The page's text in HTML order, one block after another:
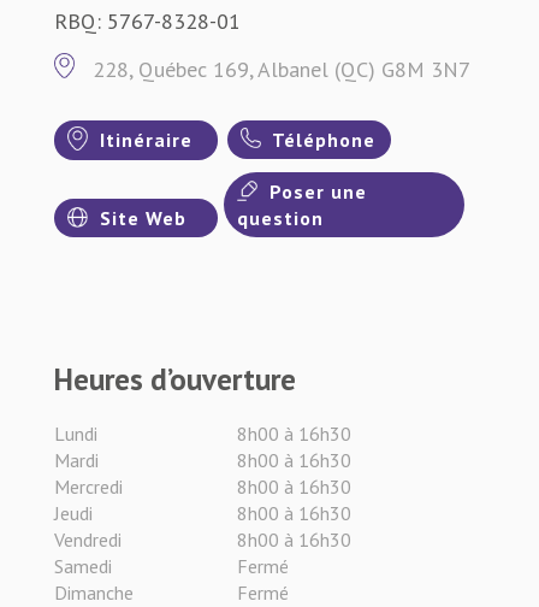
RBQ: 5767-8328-01
228, Québec 169, Albanel (QC) G8M 3N7
Itinéraire Téléphone
Site Web
Poser une
question
Heures d’ouverture
Lundi
8h00 à 16h30
Mardi
8h00 à 16h30
Mercredi
8h00 à 16h30
Jeudi
8h00 à 16h30
Vendredi
8h00 à 16h30
Samedi
Fermé
Dimanche
Fermé